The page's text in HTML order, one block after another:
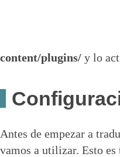
content/plugins/ y lo
Antes de empezar a
vamos a utilizar. Esto